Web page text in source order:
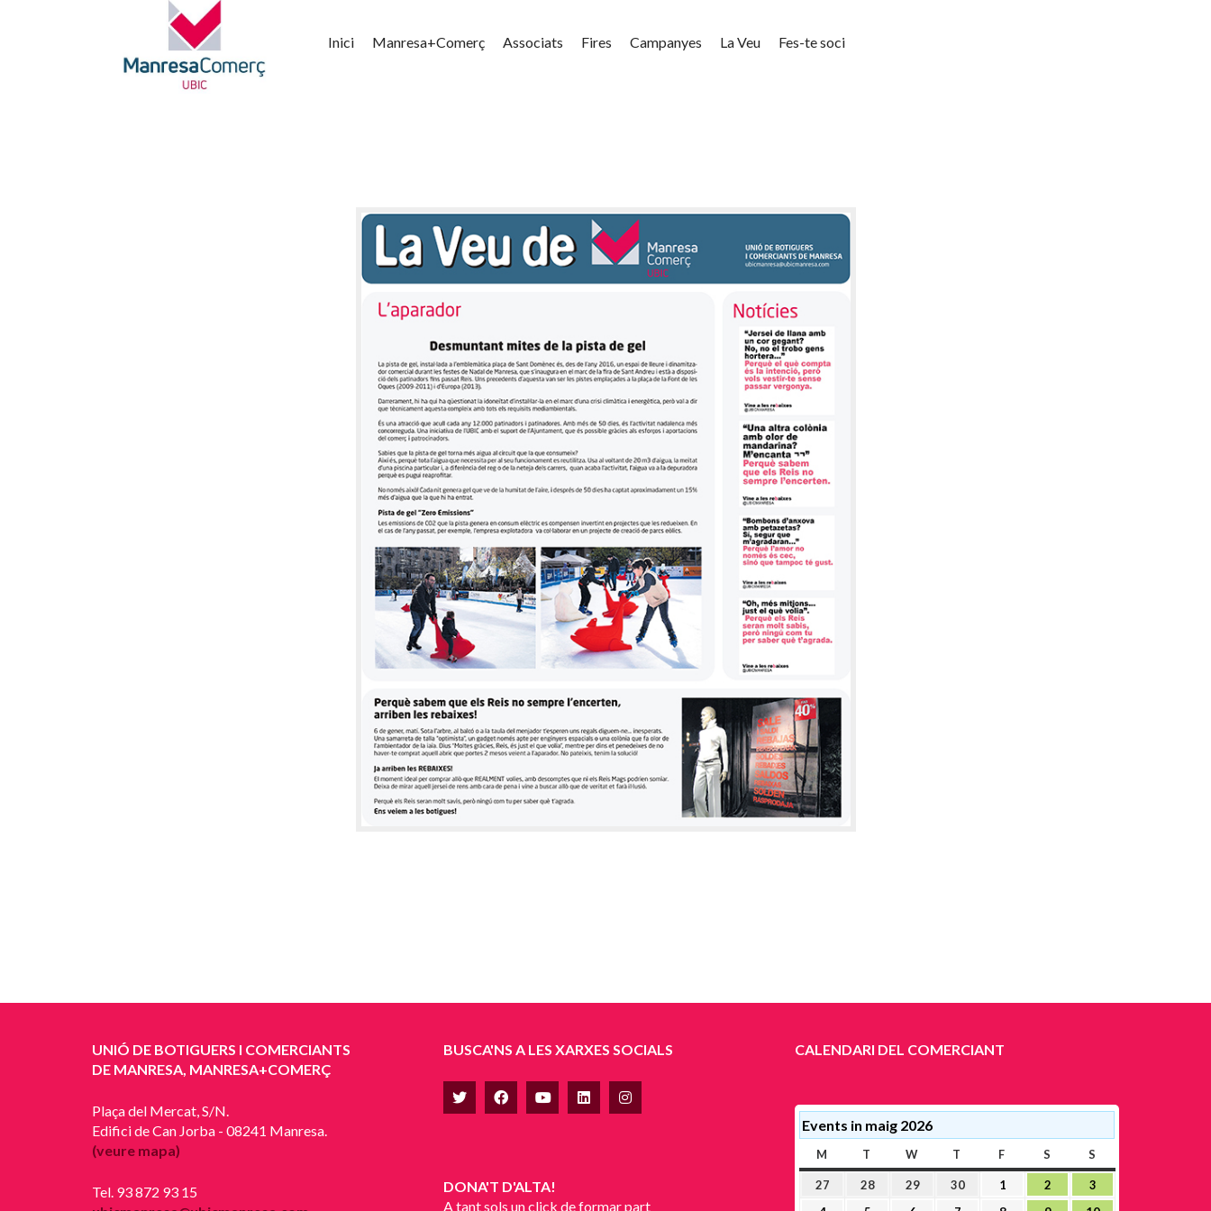
Inici Manresa+Comerç Associats Fires Campanyes La Veu Fes-te soci
UNIÓ DE BOTIGUERS I COMERCIANTS
DE MANRESA, MANRESA+COMERÇ
Plaça del Mercat, S/N.
Edifici de Can Jorba - 08241 Manresa.
(veure mapa)
Tel. 93 872 93 15
BUSCA'NS A LES XARXES SOCIALS
DONA'T D'ALTA!
A tant sols un click de formar part
CALENDARI DEL COMERCIANT
Events in maig 2026
M DILLUNS
T DIMARTS
W DIMECRES
T DIJOUS
F DIVENDRES
S DISSABTE
S
27 28 29 30 1
maig,
2
maig,
3
maig,